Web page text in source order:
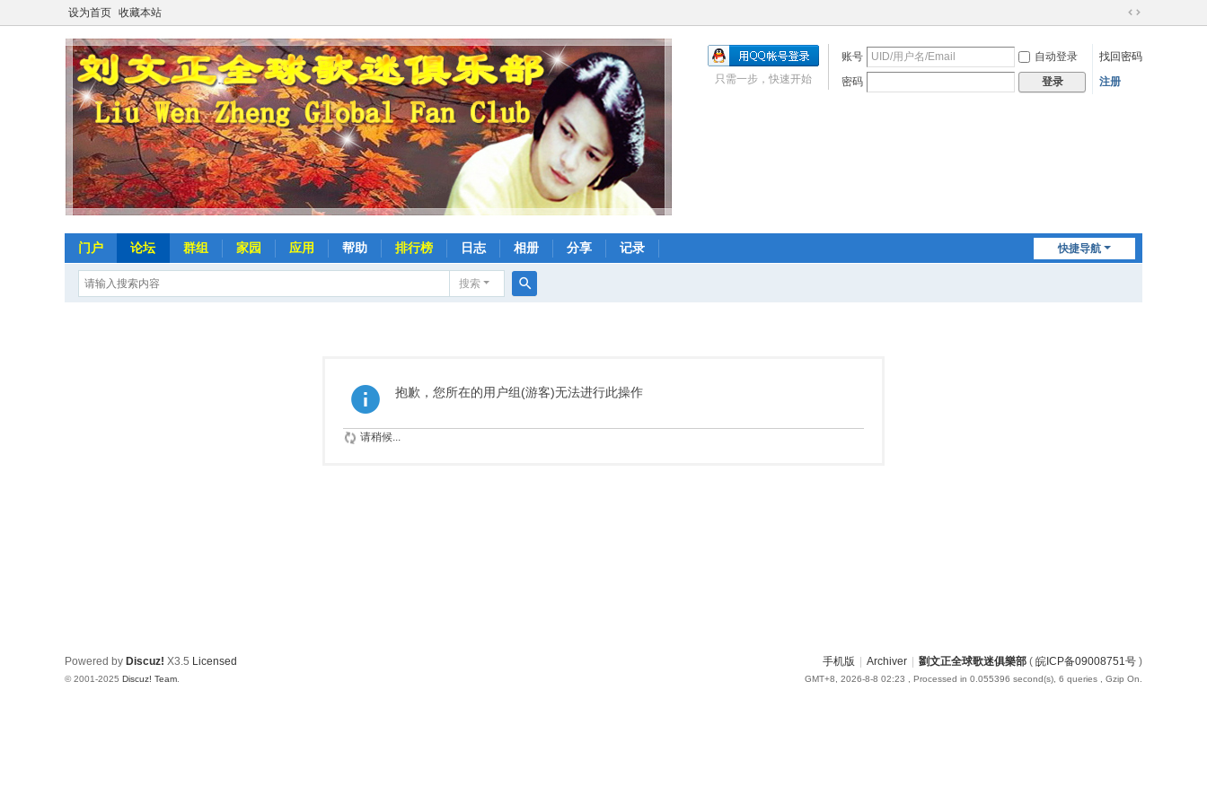
设为首页 收藏本站
切
到
账号 自动登录
找回密码
密码
登录 注册
只需一步，快速开始
快捷导航
门户 论坛 群组 家园 应用 帮助 排行榜 日志 相册 分享 记录
搜索
抱歉，您所在的用户组(游客)无法进行此操作
请稍候...
手机版 Archiver 劉文正全球歌迷俱樂部 ( 皖ICP备09008751号 )
GMT+8, 2026-8-8 02:23 , Processed in 0.055396 second(s), 6 queries , Gzip On.
Powered by Discuz! X3.5 Licensed
© 2001-2025 Discuz! Team